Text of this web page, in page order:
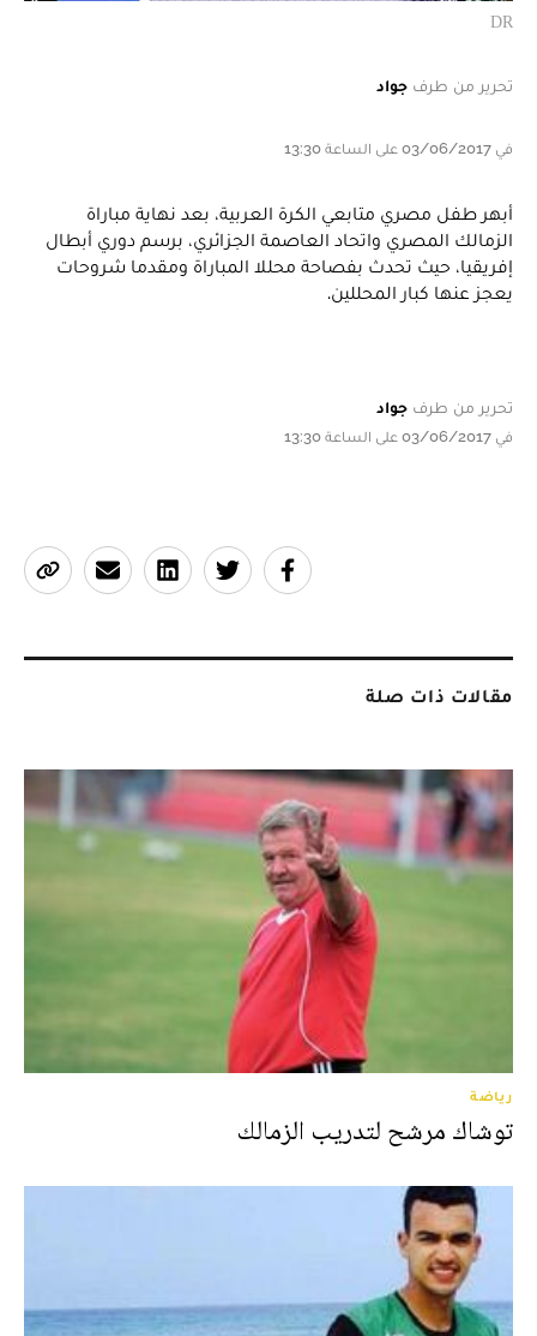
DR
تحرير من طرف جواد
في 03/06/2017 على الساعة 13:30
أبهر طفل مصري متابعي الكرة العربية، بعد نهاية مباراة
الزمالك المصري واتحاد العاصمة الجزائري، برسم دوري أبطال
إفريقيا، حيث تحدث بفصاحة محللا المباراة ومقدما شروحات
يعجز عنها كبار المحللين.
تحرير من طرف جواد
في 03/06/2017 على الساعة 13:30
مقالات ذات صلة
رياضة
توشاك مرشح لتدريب الزمالك